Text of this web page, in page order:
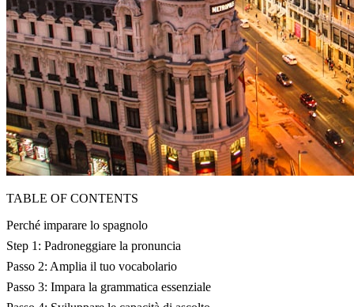
TABLE OF CONTENTS
Perché imparare lo spagnolo
Step 1: Padroneggiare la pronuncia
Passo 2: Amplia il tuo vocabolario
Passo 3: Impara la grammatica essenziale